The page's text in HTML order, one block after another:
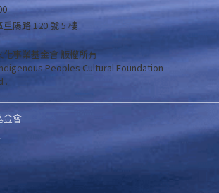
陽路 120 號 5 樓
事業基金會 版權所有
Peoples Cultural Foundation
.
金會